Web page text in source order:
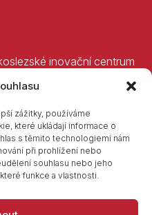
zážitky, používáme
které ukládají informace o
s těmito technologiemi nám
při prohlížení nebo
souhlasu nebo jeho
funkce a vlastnosti.
inovační centrum
a.s.